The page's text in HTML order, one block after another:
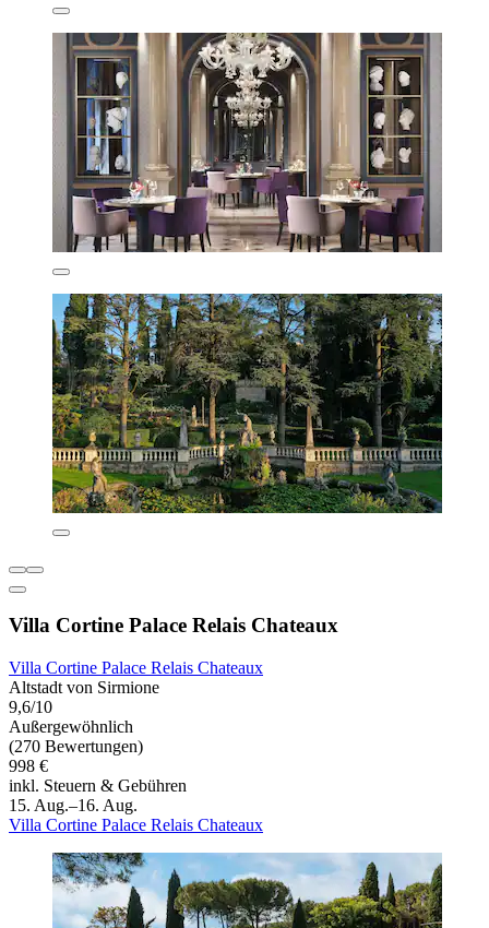
Villa Cortine Palace Relais Chateaux
Villa Cortine Palace Relais Chateaux
Altstadt von Sirmione
9,6/10
Außergewöhnlich
(270 Bewertungen)
998 €
inkl. Steuern & Gebühren
15. Aug.–16. Aug.
Villa Cortine Palace Relais Chateaux